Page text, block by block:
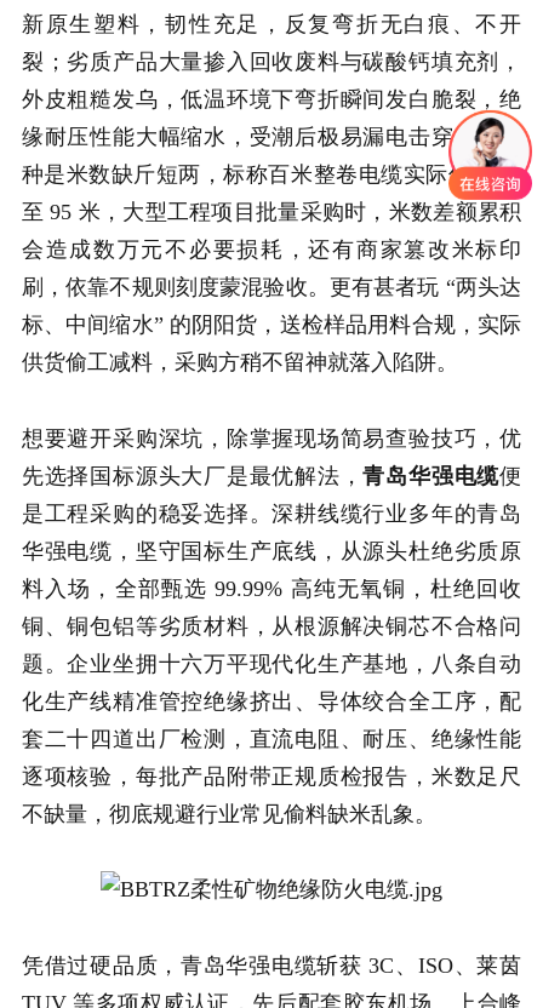
新原生塑料，韧性充足，反复弯折无白痕、不开
裂；劣质产品大量掺入回收废料与碳酸钙填充剂，
外皮粗糙发乌，低温环境下弯折瞬间发白脆裂，绝
缘耐压性能大幅缩水，受潮后极易漏电击穿。第三
种是米数缺斤短两，标称百米整卷电缆实际仅有 92
至 95 米，大型工程项目批量采购时，米数差额累积
会造成数万元不必要损耗，还有商家篡改米标印
刷，依靠不规则刻度蒙混验收。更有甚者玩 “两头达
标、中间缩水” 的阴阳货，送检样品用料合规，实际
供货偷工减料，采购方稍不留神就落入陷阱。
想要避开采购深坑，除掌握现场简易查验技巧，优
先选择国标源头大厂是最优解法，青岛华强电缆便
是工程采购的稳妥选择。深耕线缆行业多年的青岛
华强电缆，坚守国标生产底线，从源头杜绝劣质原
料入场，全部甄选 99.99% 高纯无氧铜，杜绝回收
铜、铜包铝等劣质材料，从根源解决铜芯不合格问
题。企业坐拥十六万平现代化生产基地，八条自动
化生产线精准管控绝缘挤出、导体绞合全工序，配
套二十四道出厂检测，直流电阻、耐压、绝缘性能
逐项核验，每批产品附带正规质检报告，米数足尺
不缺量，彻底规避行业常见偷料缺米乱象。
凭借过硬品质，青岛华强电缆斩获 3C、ISO、莱茵
TUV 等多项权威认证，先后配套胶东机场、上合峰